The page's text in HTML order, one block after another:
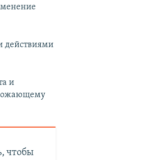
действиями
и
чтобы